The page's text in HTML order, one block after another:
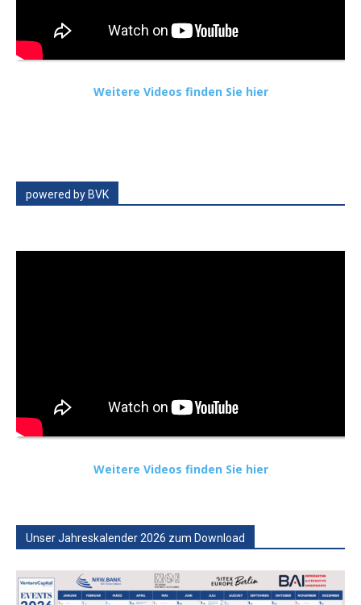
Weitere Videos finden Sie hier
powered by BVK
Weitere Videos finden Sie hier
Unser Jahreskalender 2026 zum Download